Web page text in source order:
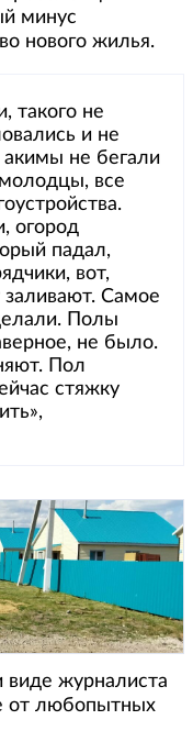
минус
нового жилья.
такого не
и не
не бегали
все
огород
падал,
вот,
заливают. Самое
Полы
не было.
Пол
стяжку
виде журналиста
от любопытных